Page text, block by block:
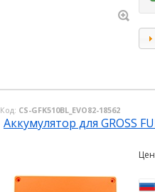
Код: CS-GFK510BL_EVO82-18562
Аккумулятор для GROSS